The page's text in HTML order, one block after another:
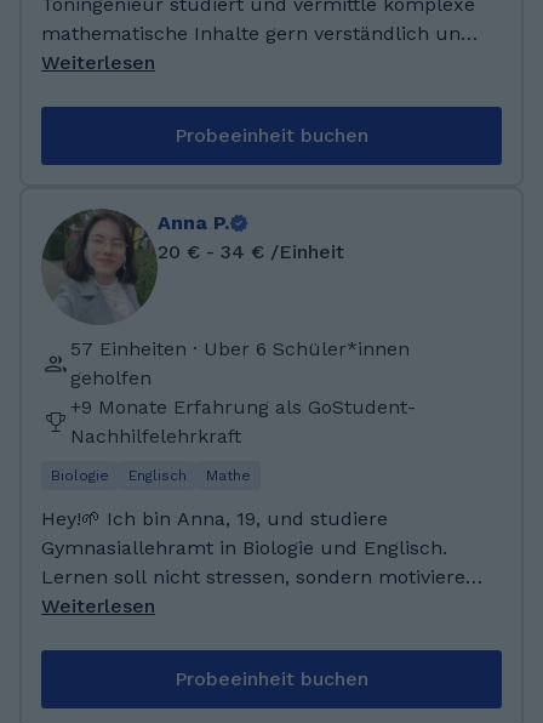
mathematische Inhalte gern verständlich und
praxisnah. In der Online-Nachhilfe nutze ich
ein gutes Gefühl für Mathematik zu
vermitteln. Ich habe einen Masterabschluss im
Studiengang Elektrotechnik-Toningenieur und
verbinde technisches Verständnis mit
pädagogischem Interesse. Seit Anfang 2025
gebe ich Online-Nachhilfe über Studienkreis-
Online und unterstütze Schülerinnen und
Schüler individuell und interaktiv in
Mathematik.
Weiterlesen
Probeeinheit buchen
Anna P.
20 € - 34 € /Einheit
57 Einheiten · Uber 6 Schüler*innen
geholfen
+9 Monate Erfahrung als GoStudent-
Nachhilfelehrkraft
Biologie Englisch Mathe
Hey!🌱 Ich bin Anna, 19, und studiere
Gymnasiallehramt in Biologie und Englisch.
Lernen soll nicht stressen, sondern motivieren
– deshalb gestalte ich meine
Weiterlesen
Probeeinheit buchen